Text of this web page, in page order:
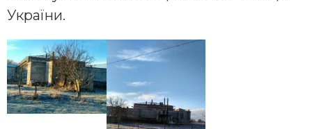
України.